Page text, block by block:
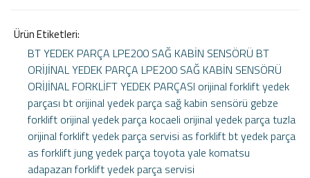
Ürün Etiketleri:
BT YEDEK PARÇA LPE200 SAĞ KABİN SENSÖRÜ BT
ORİJİNAL YEDEK PARÇA LPE200 SAĞ KABİN SENSÖRÜ
ORİJİNAL FORKLİFT YEDEK PARÇASI orijinal forklift yedek
parçası bt orijinal yedek parça sağ kabin sensörü gebze
forklift orijinal yedek parça kocaeli orijinal yedek parçatuzla
orijinal forklift yedek parça servisi as forklift bt yedek parça
as forklift jung yedek parçatoyotayale komatsu
adapazarı forklift yedek parça servisi